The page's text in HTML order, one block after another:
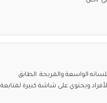
الواسعة والمريحة. الطابق
ويحتوي على شاشة كبيرة لمتابعة